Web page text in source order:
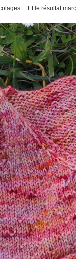
Et le résultat